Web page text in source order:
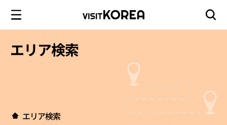
エリア検索
エリア検索